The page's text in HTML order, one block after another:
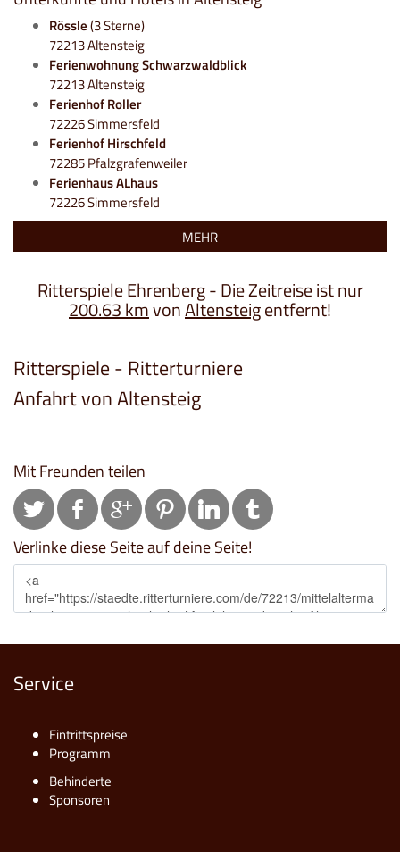
Rössle(3 Sterne)
72213 Altensteig
Ferienwohnung Schwarzwaldblick
72213 Altensteig
Ferienhof Roller
72226 Simmersfeld
Ferienhof Hirschfeld
72285 Pfalzgrafenweiler
Ferienhaus ALhaus
72226 Simmersfeld
MEHR
Ritterspiele Ehrenberg - Die Zeitreise ist nur
200.63 kmvonAltensteigentfernt!
Ritterspiele - Ritterturniere
Anfahrt von Altensteig
Mit Freunden teilen
Verlinke diese Seite auf deine Seite!
Service
Eintrittspreise
Programm
Behinderte
Sponsoren